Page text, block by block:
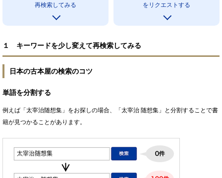
再検索してみる
をリクエストする
１ キーワードを少し変えて再検索してみる
日本の古本屋の検索のコツ
単語を分割する
例えば「太宰治随想集」をお探しの場合、「太宰治 随想集」と分割することで書
籍が見つかることがあります。